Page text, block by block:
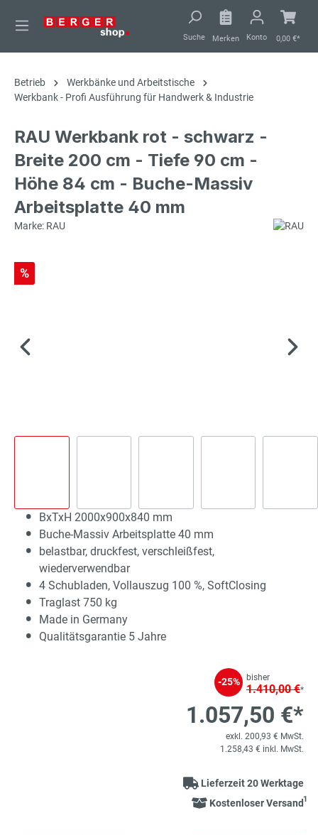
springen
Suche Merken Konto 0,00 €*
Betrieb
Werkbänke und Arbeitstische
Werkbank - Profi Ausführung für Handwerk & Industrie
RAU Werkbank rot - schwarz -
Breite 200 cm - Tiefe 90 cm -
Höhe 84 cm - Buche-Massiv
Arbeitsplatte 40 mm
Marke: RAU
%
BxTxH 2000x900x840 mm
Buche-Massiv Arbeitsplatte 40 mm
belastbar, druckfest, verschleißfest,
wiederverwendbar
4 Schubladen, Vollauszug 100 %, SoftClosing
Traglast 750 kg
Made in Germany
Qualitätsgarantie 5 Jahre
-25% bisher
1.410,00 €*
1.057,50 €*
exkl. 200,93 € MwSt.
1.258,43 € inkl. MwSt.
Lieferzeit 20 Werktage
Kostenloser Versand1